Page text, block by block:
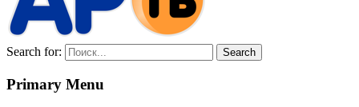
Search for:
Primary Menu